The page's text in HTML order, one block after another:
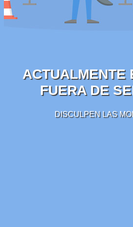
ACTUALMENTE
FUERA DE
DISCULPEN LAS